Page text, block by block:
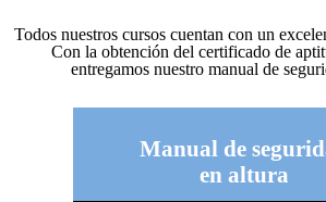
Todos nuestros cursos cuentan con un
Con la obtención del certificado de
entregamos nuestro manual de
Manual de
en altura